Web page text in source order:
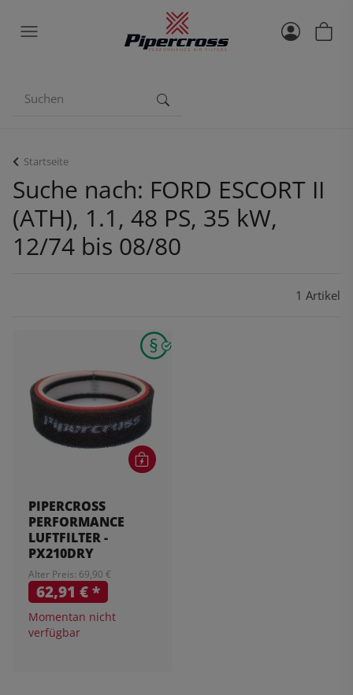
Startseite
Suche nach: FORD ESCORT II
(ATH), 1.1, 48 PS, 35 kW,
12/74 bis 08/80
1 Artikel
PIPERCROSS
PERFORMANCE
LUFTFILTER -
PX210DRY
Alter Preis: 69,90 €
62,91 €*
Momentan nicht
verfügbar